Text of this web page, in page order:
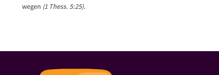
wegen (1 Thess. 5:25).